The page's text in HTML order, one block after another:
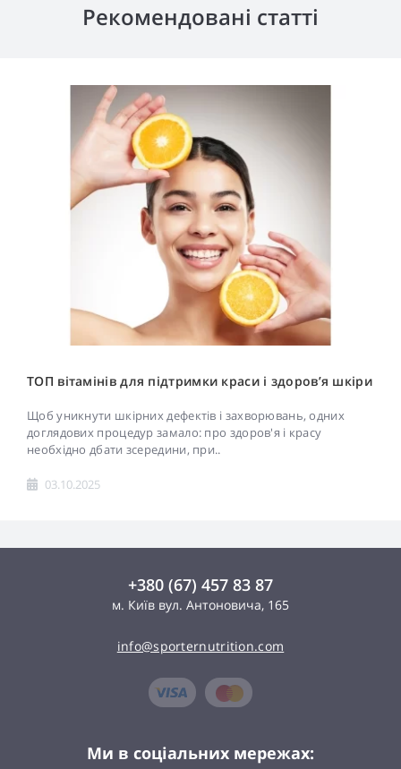
Рекомендовані статті
ТОП вітамінів для підтримки краси і здоров’я шкіри
Щоб уникнути шкірних дефектів і захворювань, одних
доглядових процедур замало: про здоров'я і красу
необхідно дбати зсередини, при..
03.10.2025
+380 (67) 457 83 87
м. Київ вул. Антоновича, 165
info@sporternutrition.com
Ми в соціальних мережах: